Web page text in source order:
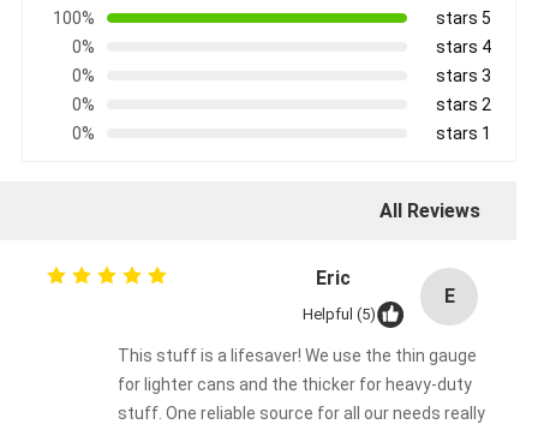
5 stars
100%
4 stars
0%
3 stars
0%
2 stars
0%
1 stars
0%
All Reviews
E
Eric
Helpful (5)
This stuff is a lifesaver! We use the thin gauge
for lighter cans and the thicker for heavy-duty
stuff. One reliable source for all our needs really